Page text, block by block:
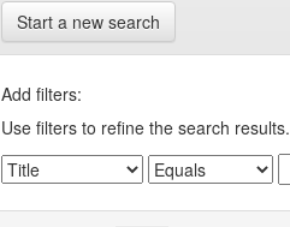
Start a new search
Add filters:
Use filters to refine the search results.